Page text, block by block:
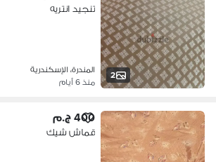
2
تنجيد انتريه
المندرة، الإسكندرية
منذ 6 أيام
400 ج.م
قماش شيك